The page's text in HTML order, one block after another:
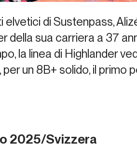
elvetici di Sustenpass,
della sua carriera a 37
la linea di Highlander
per un 8B+ solido, il primo
2025/Svizzera